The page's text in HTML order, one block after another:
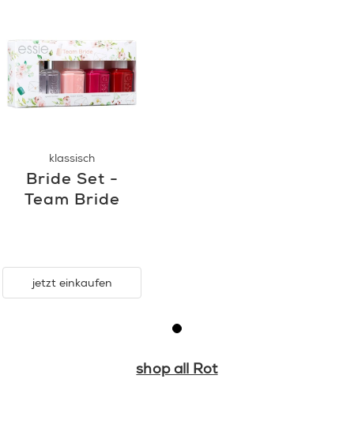
klassisch
Bride Set -
Team Bride
jetzt einkaufen
shop all Rot